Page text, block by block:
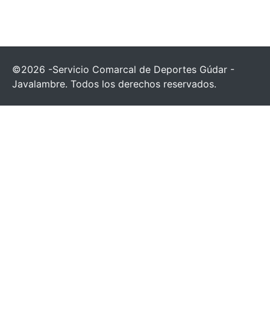
©2026 -Servicio Comarcal de Deportes Gúdar -
Javalambre. Todos los derechos reservados.